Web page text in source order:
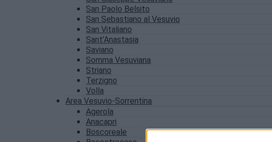
San Paolo Belsito
San Sebastiano al Vesuvio
San Vitaliano
Sant’Anastasia
Saviano
Somma Vesuviana
Striano
Terzigno
Volla
Area Vesuvio-Sorrentina
Agerola
Anacapri
Boscoreale